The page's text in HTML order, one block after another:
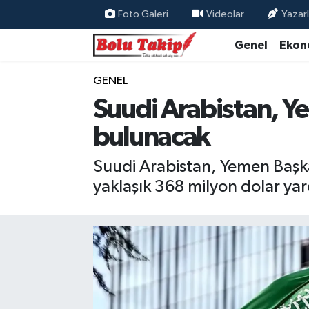
Foto Galeri Videolar
Genel
GENEL
Suudi Arabistan,
bulunacak
Suudi Arabistan, Yemen
yaklaşık 368 milyon dolar